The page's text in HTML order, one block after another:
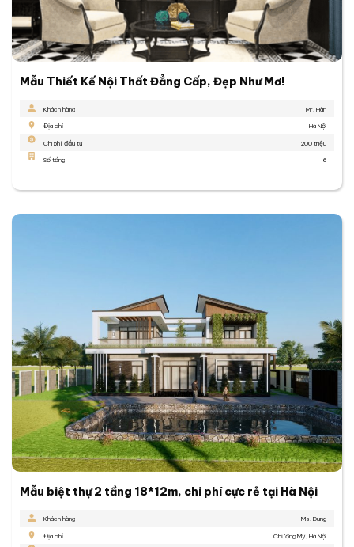
Mẫu Thiết Kế Nội Thất Đẳng Cấp, Đẹp Như Mơ!
Khách hàng Mr. Hân
Địa chỉ Hà Nội
Chi phí đầu tư 200 triệu
Số tầng 6
Mẫu biệt thự 2 tầng 18*12m, chi phí cực rẻ tại Hà Nội
Khách hàng Ms. Dung
Địa chỉ Chương Mỹ, Hà Nội